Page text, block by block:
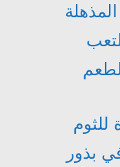
للثوم
بذور